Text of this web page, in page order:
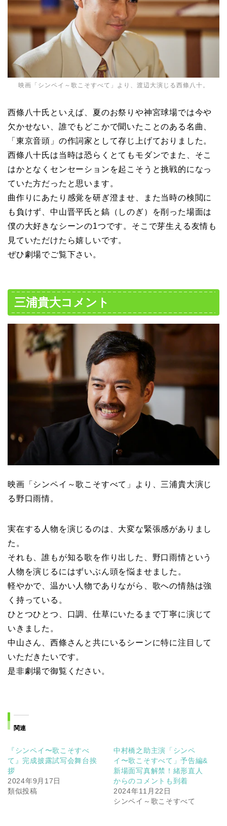
映画「シンペイ～歌こそすべて」より、渡辺大演じる西條八十。
西條八十氏といえば、夏のお祭りや神宮球場では今や
欠かせない、誰でもどこかで聞いたことのある名曲、
「東京音頭」の作詞家として存じ上げておりました。
西條八十氏は当時は恐らくとてもモダンでまた、そこ
はかとなくセンセーションを起こそうと挑戦的になっ
ていた方だったと思います。
曲作りにあたり感覚を研ぎ澄ませ、また当時の検閲に
も負けず、中山晋平氏と鎬（しのぎ）を削った場面は
僕の大好きなシーンの1つです。そこで芽生える友情も
見ていただけたら嬉しいです。
ぜひ劇場でご覧下さい。
三浦貴大コメント
映画「シンペイ～歌こそすべて」より、三浦貴大演じ
る野口雨情。
実在する人物を演じるのは、大変な緊張感がありまし
た。
それも、誰もが知る歌を作り出した、野口雨情という
人物を演じるにはずいぶん頭を悩ませました。
軽やかで、温かい人物でありながら、歌への情熱は強
く持っている。
ひとつひとつ、口調、仕草にいたるまで丁寧に演じて
いきました。
中山さん、西條さんと共にいるシーンに特に注目して
いただきたいです。
是非劇場で御覧ください。
関連
『シンペイ〜歌こそすべ
て』完成披露試写会舞台挨
拶
2024年9月17日
類似投稿
中村橋之助主演「シンペ
イ〜歌こそすべて」予告編&
新場面写真解禁！緒形直人
からのコメントも到着
2024年11月22日
シンペイ～歌こそすべて